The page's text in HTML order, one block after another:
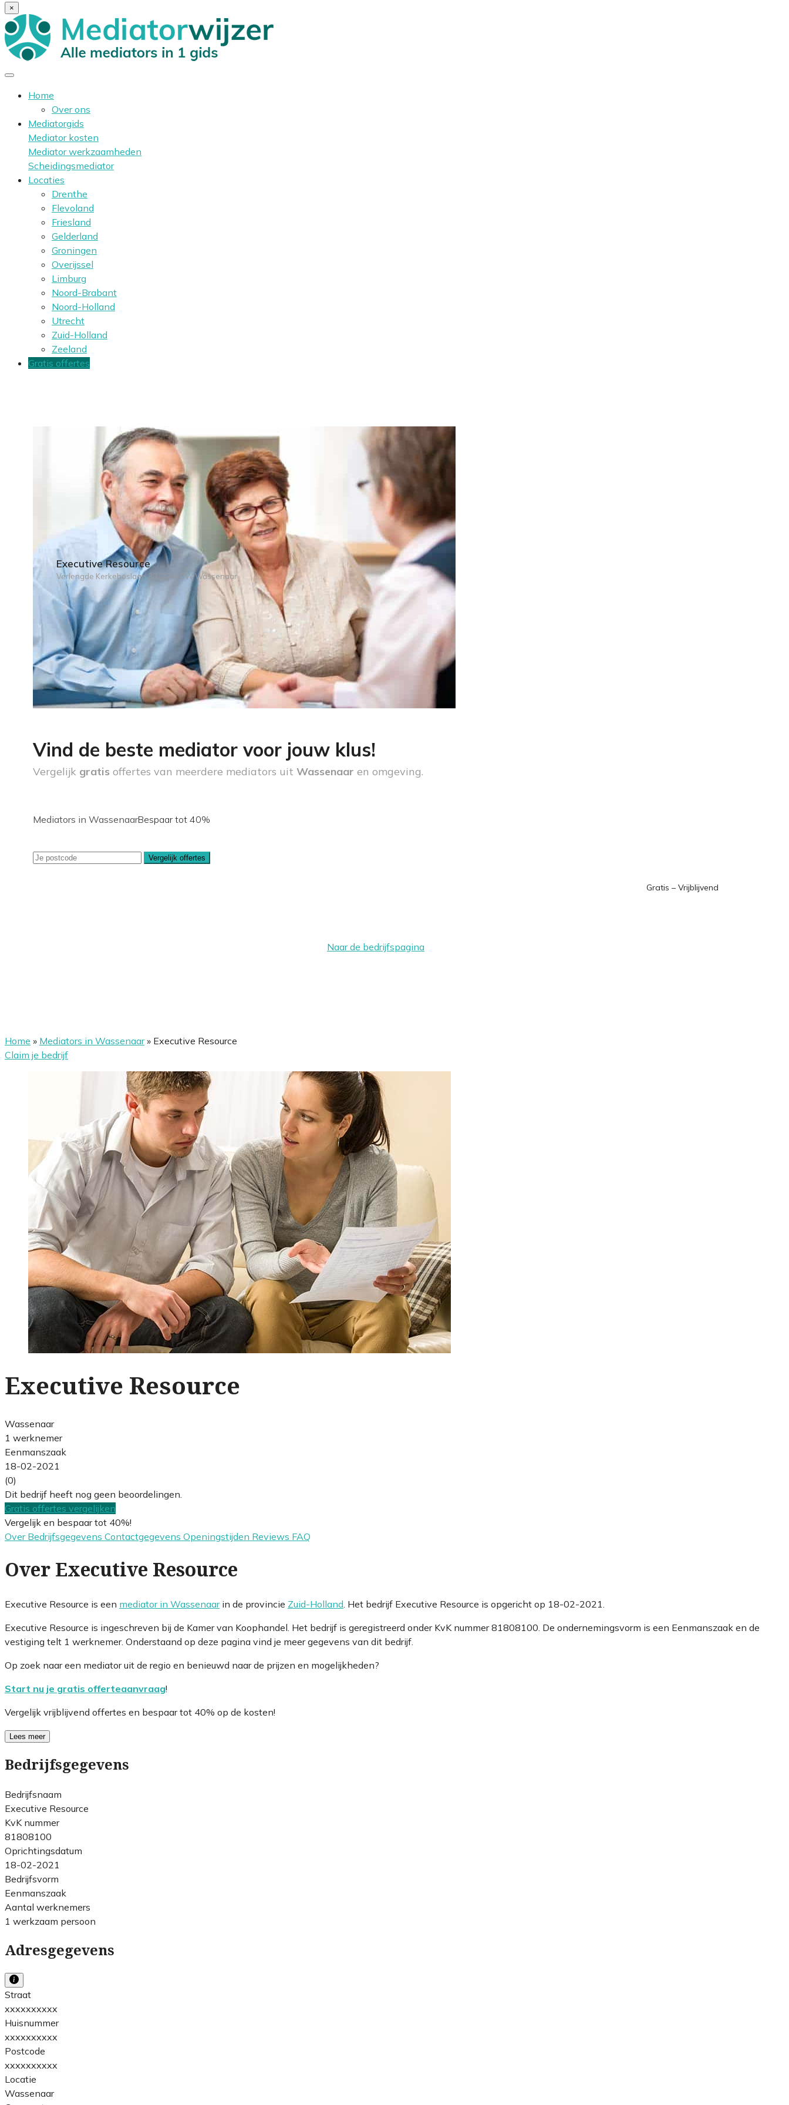
×
Home
Over ons
Mediatorgids
Mediator kosten
Mediator werkzaamheden
Scheidingsmediator
Locaties
Drenthe
Flevoland
Friesland
Gelderland
Groningen
Overijssel
Limburg
Noord-Brabant
Noord-Holland
Utrecht
Zuid-Holland
Zeeland
Gratis offertes
Executive Resource
Verlengde Kerkeboslaan 30, 2244BW Wassenaar
Vind de beste mediator voor jouw klus!
Vergelijk gratis offertes van meerdere mediators uit Wassenaar en omgeving.
Mediators in WassenaarBespaar tot 40%
Vergelijk offertes
Gratis – Vrijblijvend
Naar de bedrijfspagina
Home » Mediators in Wassenaar» Executive Resource
Claim je bedrijf
Executive Resource
Wassenaar
1 werknemer
Eenmanszaak
18-02-2021
(0)
Dit bedrijf heeft nog geen beoordelingen.
Gratis offertes vergelijken
Vergelijk en bespaar tot 40%!
Over Bedrijfsgegevens Contactgegevens Openingstijden Reviews FAQ
Over Executive Resource
Executive Resource is een mediator in Wassenaarin de provincie Zuid-Holland . Het bedrijf Executive Resource is opgericht op 18-02-2021.
Executive Resource is ingeschreven bij de Kamer van Koophandel. Het bedrijf is geregistreerd onder KvK nummer 81808100. De ondernemingsvorm is een Eenmanszaak en de
vestiging telt 1 werknemer. Onderstaand op deze pagina vind je meer gegevens van dit bedrijf.
Op zoek naar een mediator uit de regio en benieuwd naar de prijzen en mogelijkheden?
Start nu je gratis offerteaanvraag!
Vergelijk vrijblijvend offertes en bespaar tot 40% op de kosten!
Lees meer
Bedrijfsgegevens
Bedrijfsnaam
Executive Resource
KvK nummer
81808100
Oprichtingsdatum
18-02-2021
Bedrijfsvorm
Eenmanszaak
Aantal werknemers
1 werkzaam persoon
Adresgegevens
Straat
xxxxxxxxxx
Huisnummer
xxxxxxxxxx
Postcode
xxxxxxxxxx
Locatie
Wassenaar